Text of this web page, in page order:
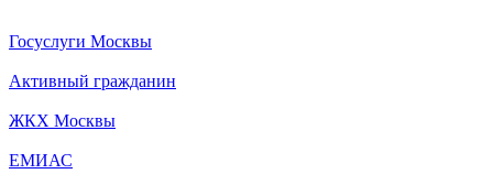
Госуслуги Москвы
Активный гражданин
ЖКХ Москвы
ЕМИАС